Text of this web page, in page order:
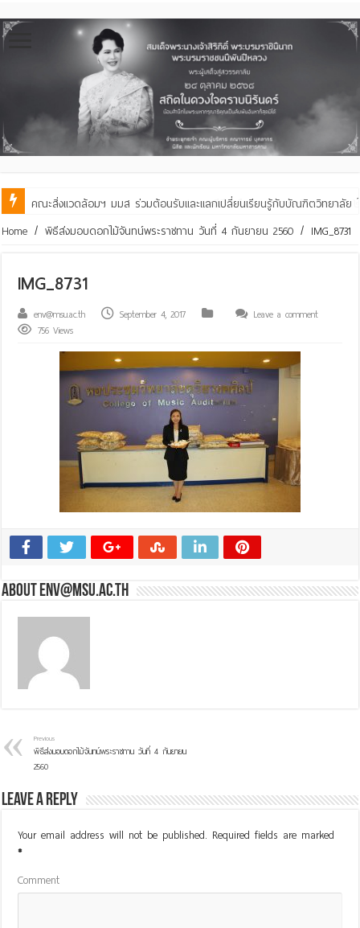
คณะสิ่งแวดล้อมฯ มมส ร่วมต้อนรับและแลกเปลี่ยนเรียนรู้กับบัณฑิตวิทยาลัย ใน
Home / พิธีส่งมอบดอกไม้จันทน์พระราชทาน วันที่ 4 กันยายน 2560 / IMG_8731
IMG_8731
env@msu.ac.th September 4, 2017
Leave a comment
756 Views
About env@msu.ac.th
Previous
พิธีส่งมอบดอกไม้จันทน์พระราชทาน วันที่ 4 กันยายน
2560
Leave a Reply
Your email address will not be published. Required fields are marked
*
Comment